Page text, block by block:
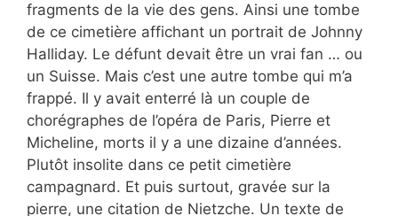
fragments de la vie des gens. Ainsi une tombe
de ce cimetière affichant un portrait de Johnny
Halliday. Le défunt devait être un vrai fan … ou
un Suisse. Mais c’est une autre tombe qui m’a
frappé. Il y avait enterré là un couple de
chorégraphes de l’opéra de Paris, Pierre et
Micheline, morts il y a une dizaine d’années.
Plutôt insolite dans ce petit cimetière
campagnard. Et puis surtout, gravée sur la
pierre, une citation de Nietzche. Un texte de